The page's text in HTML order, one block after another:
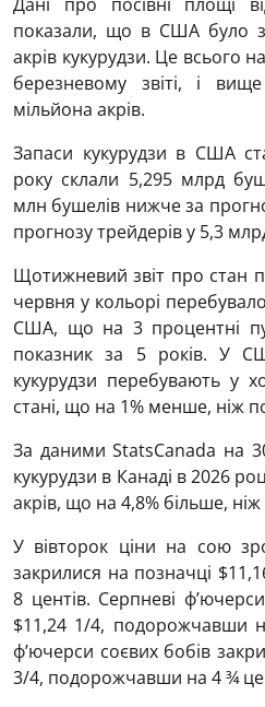
показали, що в США було
акрів кукурудзи. Це всього
березневому звіті, і
мільйона акрів.
Запаси кукурудзи в США
року склали 5,295 млрд
млн бушелів нижче за
прогнозу трейдерів у 5,3
Щотижневий звіт про стан
червня у кольорі
США, що на 3 процентні
показник за 5 років. У
кукурудзи перебувають у
стані, що на 1% менше, ніж
За даними StatsCanada на
кукурудзи в Канаді в 2026
акрів, що на 4,8% більше,
У вівторок ціни на сою
закрилися на позначці
8 центів. Серпневі
$11,24 1/4, подорожчавши
ф’ючерси соєвих бобів
3/4, подорожчавши на 4 ¾